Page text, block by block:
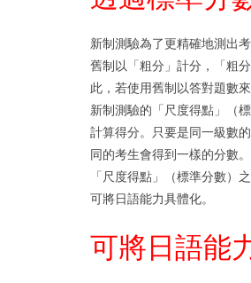
新制測驗為了更精確地測出
舊制以「粗分」計分，「粗
此，若使用舊制以答對題數
新制測驗的「尺度得點」（
計算得分。只要是同一級數
同的考生會得到一樣的分數
「尺度得點」（標準分數）
可將日語能力具體化。
可將日語能